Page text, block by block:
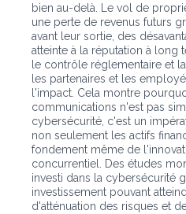
bien au-delà. Le vol de
une perte de revenus futurs
avant leur sortie, des
atteinte à la réputation à long
le contrôle réglementaire et
les partenaires et les
l'impact. Cela montre
communications n'est pas
cybersécurité, c'est un
non seulement les actifs
fondement même de
concurrentiel. Des études
investi dans la cybersécurité
investissement pouvant
d'atténuation des risques et